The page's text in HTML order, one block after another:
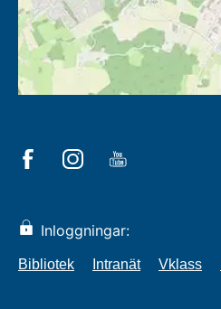
Inloggningar:
Bibliotek Intranät Vklass